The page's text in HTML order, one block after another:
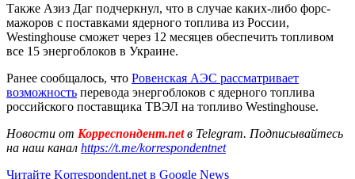
Также Азиз Даг подчеркнул, что в случае каких-либо форс-
мажоров с поставками ядерного топлива из России,
Westinghouse сможет через 12 месяцев обеспечить топливом
все 15 энергоблоков в Украине.
Ранее сообщалось, что Ровенская АЭС рассматривает
возможность перевода энергоблоков с ядерного топлива
российского поставщика ТВЭЛ на топливо Westinghouse.
Новости от Корреспондент.netв Telegram. Подписывайтесь
на наш канал https://t.me/korrespondentnet
Читайте Korrespondent.net в Google News